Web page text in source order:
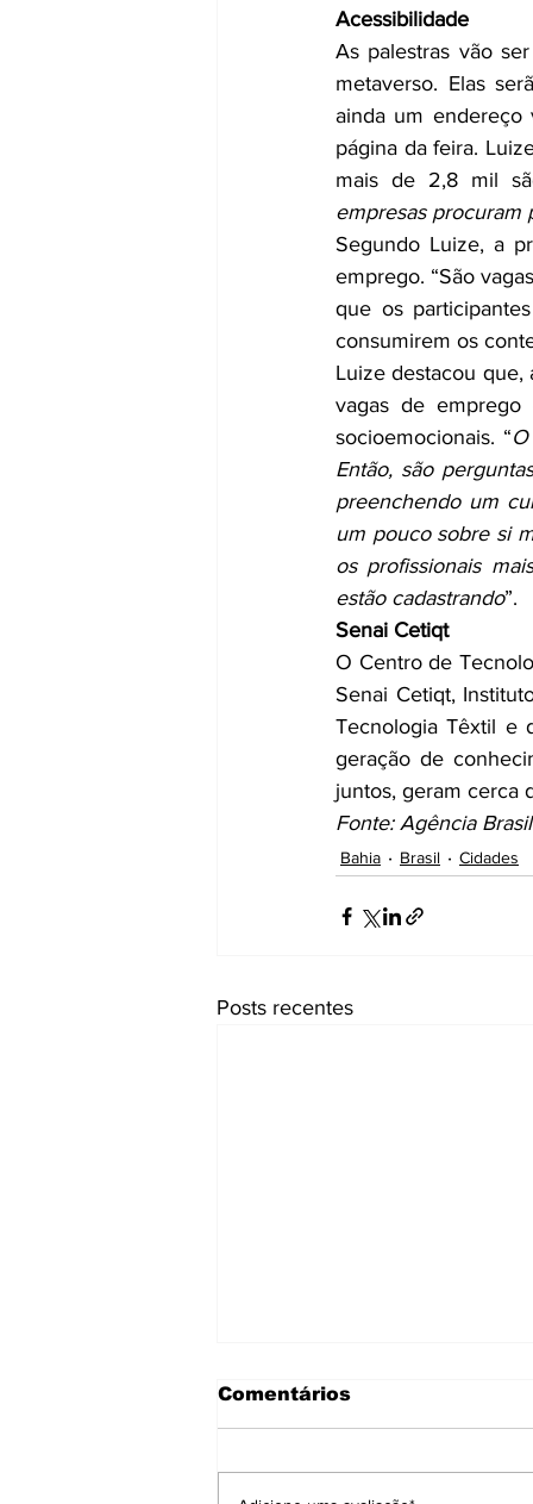
Acessibilidade
As palestras vão
metaverso. Elas
ainda um endereço
página da feira.
mais de 2,8 mil
empresas procuram
Segundo Luize, a
emprego. “São
que os
consumirem os
Luize destacou que,
vagas de emprego
socioemocionais. “
Então, são
preenchendo um
um pouco sobre si
os profissionais
estão cadastrando”.
Senai Cetiqt
O Centro de
Senai Cetiqt,
Tecnologia Têxtil e
geração de
juntos, geram cerca
Fonte: Agência Brasil
Bahia Brasil Cidades
Posts recentes
Comentários